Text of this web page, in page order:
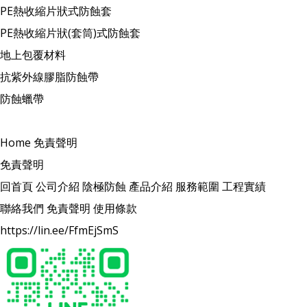
PE熱收縮片狀式防蝕套
PE熱收縮片狀(套筒)式防蝕套
地上包覆材料
抗紫外線膠脂防蝕帶
防蝕蠟帶
Home 免責聲明
免責聲明
回首頁公司介紹 陰極防蝕 產品介紹 服務範圍 工程實績
聯絡我們 免責聲明 使用條款
https://lin.ee/FfmEjSmS